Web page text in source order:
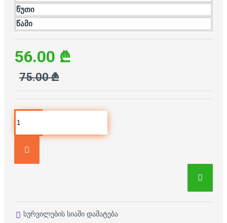
წუთი
წამი
56.00 ₾
75.00 ₾
სურვილების სიაში დამატება